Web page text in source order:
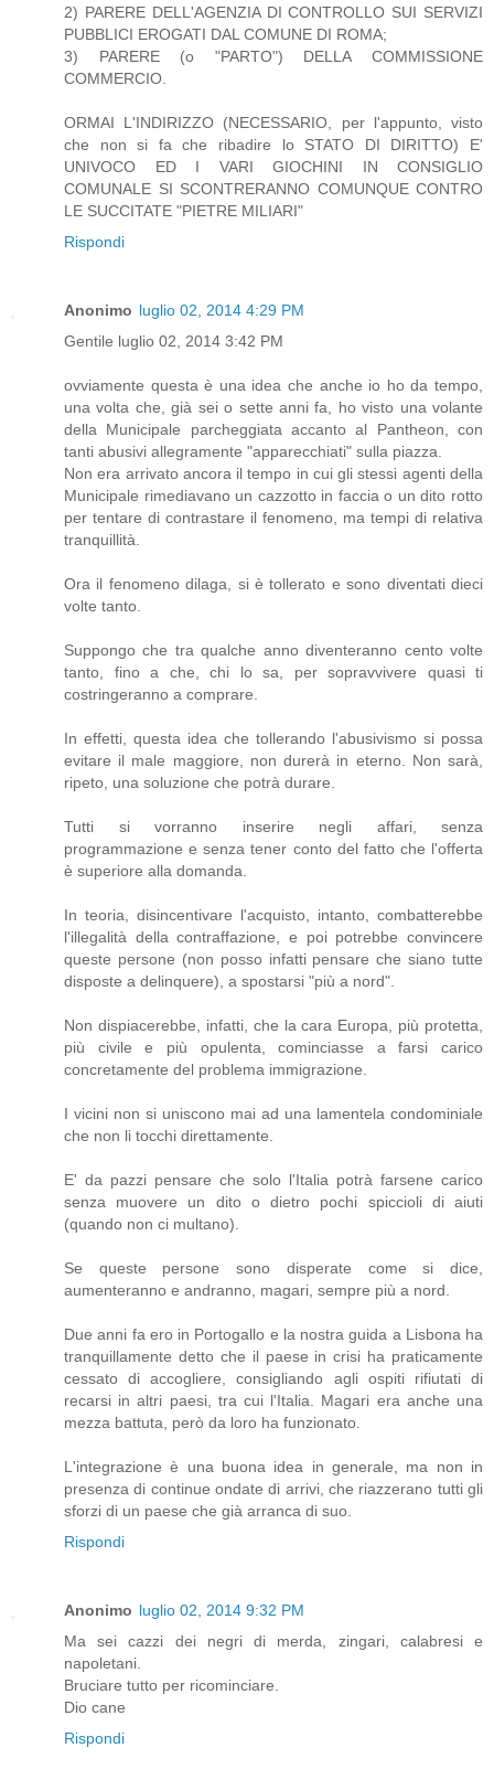
2) PARERE DELL'AGENZIA DI CONTROLLO SUI SERVIZI
PUBBLICI EROGATI DAL COMUNE DI ROMA;
3) PARERE (o "PARTO") DELLA COMMISSIONE
COMMERCIO.
ORMAI L'INDIRIZZO (NECESSARIO, per l'appunto, visto
che non si fa che ribadire lo STATO DI DIRITTO) E'
UNIVOCO ED I VARI GIOCHINI IN CONSIGLIO
COMUNALE SI SCONTRERANNO COMUNQUE CONTRO
LE SUCCITATE "PIETRE MILIARI"
Rispondi
Anonimo luglio 02, 2014 4:29 PM
Gentile luglio 02, 2014 3:42 PM
ovviamente questa è una idea che anche io ho da tempo,
una volta che, già sei o sette anni fa, ho visto una volante
della Municipale parcheggiata accanto al Pantheon, con
tanti abusivi allegramente "apparecchiati" sulla piazza.
Non era arrivato ancora il tempo in cui gli stessi agenti della
Municipale rimediavano un cazzotto in faccia o un dito rotto
per tentare di contrastare il fenomeno, ma tempi di relativa
tranquillità.
Ora il fenomeno dilaga, si è tollerato e sono diventati dieci
volte tanto.
Suppongo che tra qualche anno diventeranno cento volte
tanto, fino a che, chi lo sa, per sopravvivere quasi ti
costringeranno a comprare.
In effetti, questa idea che tollerando l'abusivismo si possa
evitare il male maggiore, non durerà in eterno. Non sarà,
ripeto, una soluzione che potrà durare.
Tutti si vorranno inserire negli affari, senza
programmazione e senza tener conto del fatto che l'offerta
è superiore alla domanda.
In teoria, disincentivare l'acquisto, intanto, combatterebbe
l'illegalità della contraffazione, e poi potrebbe convincere
queste persone (non posso infatti pensare che siano tutte
disposte a delinquere), a spostarsi "più a nord".
Non dispiacerebbe, infatti, che la cara Europa, più protetta,
più civile e più opulenta, cominciasse a farsi carico
concretamente del problema immigrazione.
I vicini non si uniscono mai ad una lamentela condominiale
che non li tocchi direttamente.
E' da pazzi pensare che solo l'Italia potrà farsene carico
senza muovere un dito o dietro pochi spiccioli di aiuti
(quando non ci multano).
Se queste persone sono disperate come si dice,
aumenteranno e andranno, magari, sempre più a nord.
Due anni fa ero in Portogallo e la nostra guida a Lisbona ha
tranquillamente detto che il paese in crisi ha praticamente
cessato di accogliere, consigliando agli ospiti rifiutati di
recarsi in altri paesi, tra cui l'Italia. Magari era anche una
mezza battuta, però da loro ha funzionato.
L'integrazione è una buona idea in generale, ma non in
presenza di continue ondate di arrivi, che riazzerano tutti gli
sforzi di un paese che già arranca di suo.
Rispondi
Anonimo luglio 02, 2014 9:32 PM
Ma sei cazzi dei negri di merda, zingari, calabresi e
napoletani.
Bruciare tutto per ricominciare.
Dio cane
Rispondi